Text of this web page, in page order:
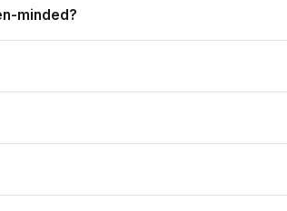
minded?